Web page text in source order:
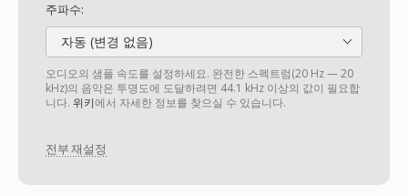
주파수:
자동 (변경 없음)
오디오의 샘플 속도를 설정하세요. 완전한 스펙트럼(20 Hz — 20
kHz)의 음악은 투명도에 도달하려면 44.1 kHz 이상의 값이 필요합
니다. 위키에서 자세한 정보를 찾으실 수 있습니다.
전부 재설정